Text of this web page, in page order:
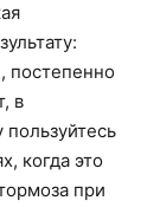
постепенно
в
пользуйтесь
когда это
при